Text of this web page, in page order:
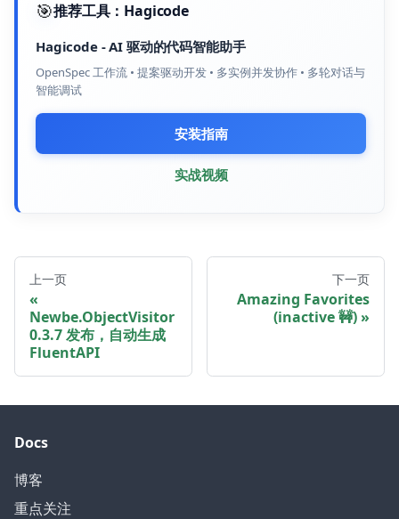
🎯推荐工具： Hagicode
Hagicode-AI 驱动的代码智能助手
OpenSpec 工作流 • 提案驱动开发 • 多实例并发协作 • 多轮对话与
智能调试
安装指南
实战视频
上一页
Newbe.ObjectVisitor
0.3.7 发布，自动生成
FluentAPI
下一页
Amazing Favorites
(inactive 🚧)
Docs
博客
重点关注